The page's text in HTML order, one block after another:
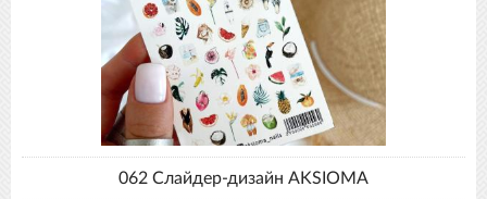
062 Слайдер-дизайн AKSIOMA